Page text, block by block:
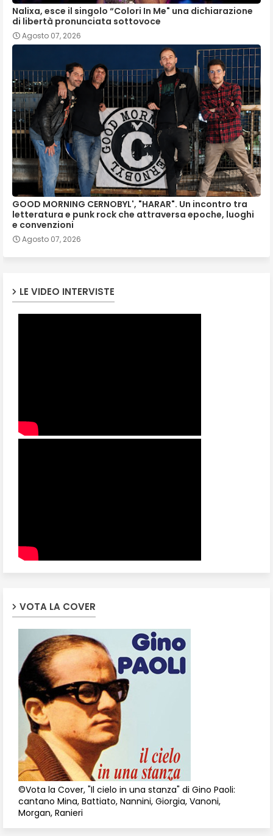
Nalixa, esce il singolo “Colori In Me" una dichiarazione
di libertà pronunciata sottovoce
Agosto 07, 2026
GOOD MORNING CERNOBYL', "HARAR". Un incontro tra
letteratura e punk rock che attraversa epoche, luoghi
e convenzioni
Agosto 07, 2026
LE VIDEO INTERVISTE
VOTA LA COVER
©Vota la Cover, "Il cielo in una stanza" di Gino Paoli:
cantano Mina, Battiato, Nannini, Giorgia, Vanoni,
Morgan, Ranieri